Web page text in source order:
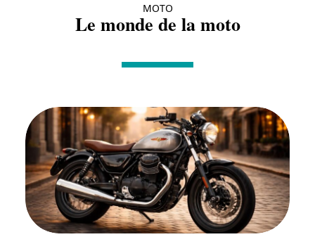
MOTO
Le monde de la moto